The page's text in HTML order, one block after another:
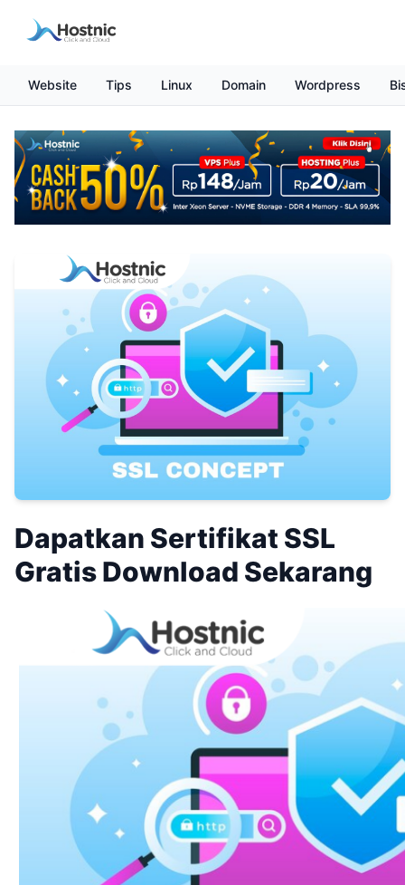
Website Tips Linux Domain Wordpress
Dapatkan Sertifikat SSL
Gratis Download Sekarang